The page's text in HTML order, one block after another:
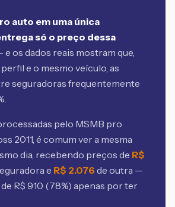
auto em uma única
só o preço dessa
e os dados reais mostram que,
e o mesmo veículo, as
seguradoras frequentemente
pelo MSMB pro
2011, é comum ver a mesma
dia, recebendo preços de R$
e R$ 2.076 de outra —
R$ 910 (78%) apenas por ter